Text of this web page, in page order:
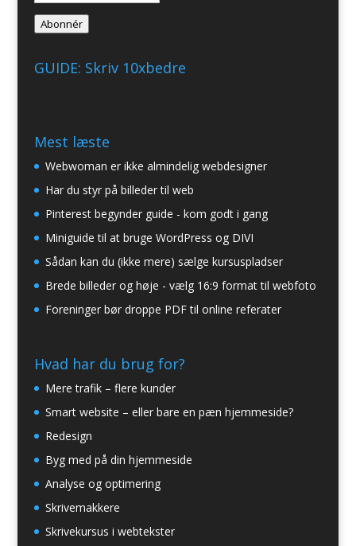
adresse
Abonnér
GUIDE: Skriv 10xbedre
Mest læste
Webwoman er ikke almindelig webdesigner
Har du styr på billeder til web
Pinterest begynder guide - kom godt i gang
Miniguide til at bruge WordPress og DIVI
Sådan kan du (ikke mere) sælge kursuspladser
Brede billeder og høje - vælg 16:9 format til webfoto
Foreninger bør droppe PDF til online referater
Hvad har du brug for?
Mere trafik – flere kunder
Smart website – eller bare en pæn hjemmeside?
Redesign
Byg med på din hjemmeside
Analyse og optimering
Skrivemakkere
Skrivekursus i webtekster